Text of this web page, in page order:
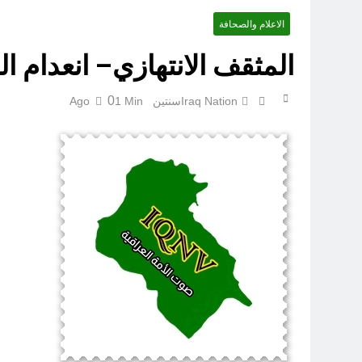
لوحة النشوة /
الاعلام والصحافة
المثقف الانتهازي– انعدام
Iraq Nationسنتين Ago 01 Min